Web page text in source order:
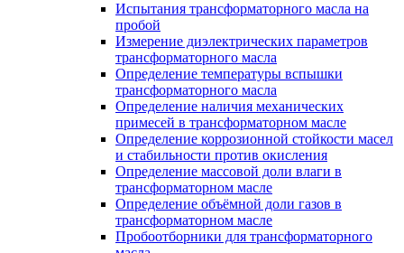
Испытания трансформаторного масла на
пробой
Измерение диэлектрических параметров
трансформаторного масла
Определение температуры вспышки
трансформаторного масла
Определение наличия механических
примесей в трансформаторном масле
Определение коррозионной стойкости масел
и стабильности против окисления
Определение массовой доли влаги в
трансформаторном масле
Определение объёмной доли газов в
трансформаторном масле
Пробоотборники для трансформаторного